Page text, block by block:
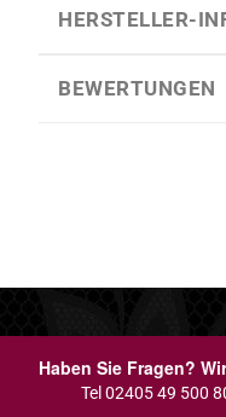
HERSTELLER-
BEWERTUNGEN
Haben Sie Fragen?
Tel 02405 49 500